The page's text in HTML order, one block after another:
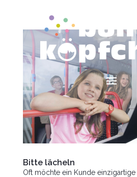
Bitte lächeln
Oft möchte ein Kunde